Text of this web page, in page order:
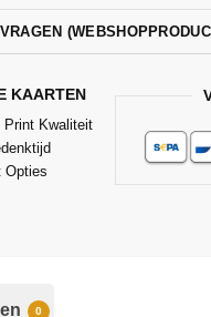
KAARTEN
Print Kwaliteit
Opties
0